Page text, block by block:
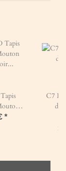
*
C7